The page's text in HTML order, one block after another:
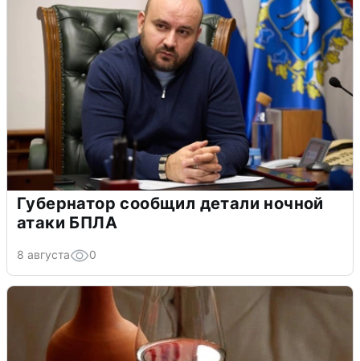
Губернатор сообщил детали ночной
атаки БПЛА
8 августа 0